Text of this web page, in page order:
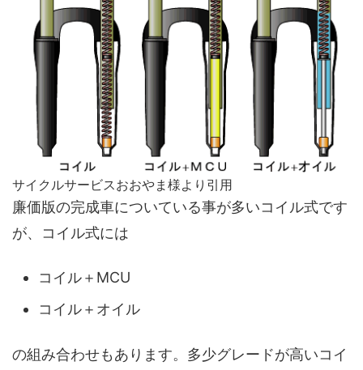
サイクルサービスおおやま様より引用
廉価版の完成車についている事が多いコイル式です
が、コイル式には
コイル＋MCU
コイル＋オイル
の組み合わせもあります。多少グレードが高いコイ